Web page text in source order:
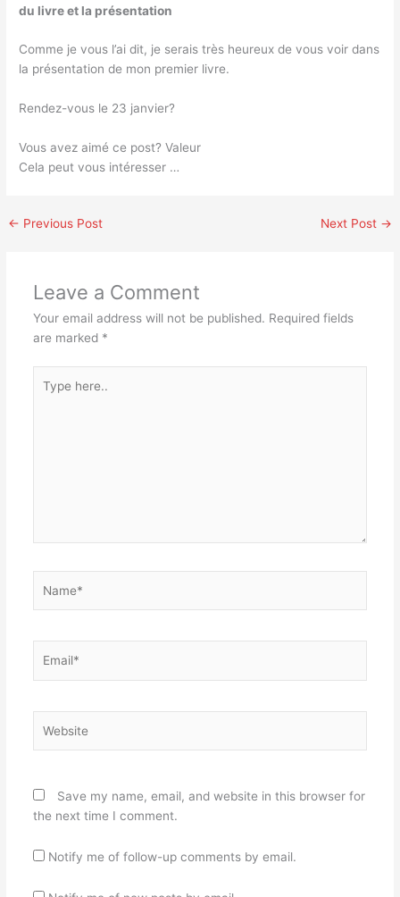
du livre et la présentation
Comme je vous l’ai dit, je serais très heureux de vous voir dans
la présentation de mon premier livre.
Rendez-vous le 23 janvier?
Vous avez aimé ce post? Valeur
Cela peut vous intéresser …
← Previous Post Next Post →
Leave a Comment
Your email address will not be published. Required fields
are marked *
here..
Save my name, email, and website in this browser for
the next time I comment.
Notify me of follow-up comments by email.